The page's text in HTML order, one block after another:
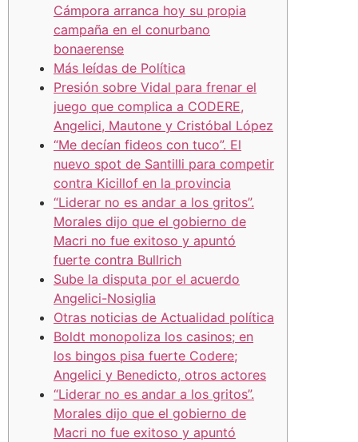
Cámpora arranca hoy su propia
campaña en el conurbano
bonaerense
Más leídas de Política
Presión sobre Vidal para frenar el
juego que complica a CODERE,
Angelici, Mautone y Cristóbal López
“Me decían fideos con tuco”. El
nuevo spot de Santilli para competir
contra Kicillof en la provincia
“Liderar no es andar a los gritos”.
Morales dijo que el gobierno de
Macri no fue exitoso y apuntó
fuerte contra Bullrich
Sube la disputa por el acuerdo
Angelici-Nosiglia
Otras noticias de Actualidad política
Boldt monopoliza los casinos; en
los bingos pisa fuerte Codere;
Angelici y Benedicto, otros actores
“Liderar no es andar a los gritos”.
Morales dijo que el gobierno de
Macri no fue exitoso y apuntó